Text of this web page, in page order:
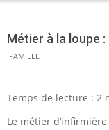
Menu
Métier à la loupe
FAMILLE
Temps de lecture : 2
Le métier